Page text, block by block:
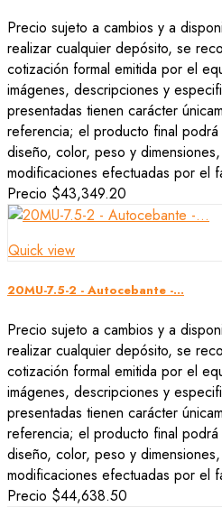
Precio sujeto a cambios y a
realizar cualquier depósito, se
cotización formal emitida por el
imágenes, descripciones y
presentadas tienen carácter
referencia; el producto final
diseño, color, peso y
modificaciones efectuadas por el
Precio $43,349.20
Quick view
20MU-7.5-2 - Autocebante -...
Precio sujeto a cambios y a
realizar cualquier depósito, se
cotización formal emitida por el
imágenes, descripciones y
presentadas tienen carácter
referencia; el producto final
diseño, color, peso y
modificaciones efectuadas por el
Precio $44,638.50